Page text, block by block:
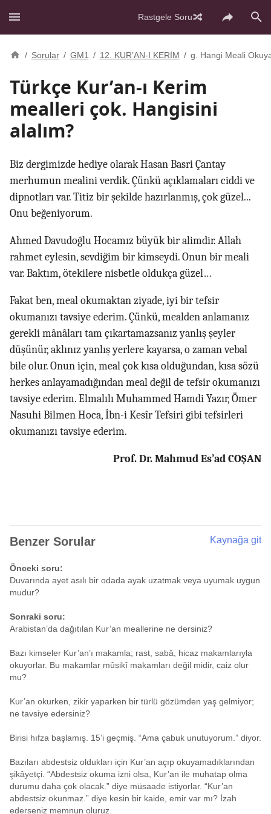
Rastgele Soru
/ Sorular / GM1 / 12. KUR’AN-I KERİM / g. Hangi Meali
Türkçe Kur’an-ı Kerim
mealleri çok. Hangisini
alalım?
Biz dergimizde hediye olarak Hasan Basri Çantay
merhumun mealini verdik. Çünkü açıklamaları ciddi ve
dipnotları var. Titiz bir şekilde hazırlanmış, çok güzel...
Onu beğeniyorum.
Ahmed Davudoğlu Hocamız büyük bir alimdir. Allah
rahmet eylesin, sevdiğim bir kimseydi. Onun bir meali
var. Baktım, ötekilere nisbetle oldukça güzel…
Fakat ben, meal okumaktan ziyade, iyi bir tefsir
okumanızı tavsiye ederim. Çünkü, mealden anlamanız
gerekli mânâları tam çıkartamazsanız yanlış şeyler
düşünür, aklınız yanlış yerlere kayarsa, o zaman vebal
bile olur. Onun için, meal çok kısa olduğundan, kısa sözü
herkes anlayamadığından meal değil de tefsir okumanızı
tavsiye ederim. Elmalılı Muhammed Hamdi Yazır, Ömer
Nasuhi Bilmen Hoca, İbn-i Kesîr Tefsiri gibi tefsirleri
okumanızı tavsiye ederim.
Prof. Dr. Mahmud Es’ad COŞAN
Benzer Sorular Kaynağa git
Önceki soru:
Duvarında ayet asılı bir odada ayak uzatmak veya uyumak uygun
mudur?
Sonraki soru:
Arabistan’da dağıtılan Kur’an meallerine ne dersiniz?
Bazı kimseler Kur’an’ı makamla; rast, sabâ, hicaz makamlarıyla
okuyorlar. Bu makamlar mûsikî makamları değil midir, caiz olur
mu?
Kur’an okurken, zikir yaparken bir türlü gözümden yaş gelmiyor;
ne tavsiye edersiniz?
Birisi hıfza başlamış. 15’i geçmiş. “Ama çabuk unutuyorum.” diyor.
Bazıları abdestsiz oldukları için Kur’an açıp okuyamadıklarından
şikâyetçi. “Abdestsiz okuma izni olsa, Kur’an ile muhatap olma
durumu daha çok olacak.” diye müsaade istiyorlar. “Kur’an
abdestsiz okunmaz.” diye kesin bir kaide, emir var mı? İzah
ederseniz memnun oluruz.